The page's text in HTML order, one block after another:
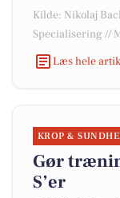
Kilde: Nikolaj
Specialisering //
Læs hele
KROP &
Gør
S’er